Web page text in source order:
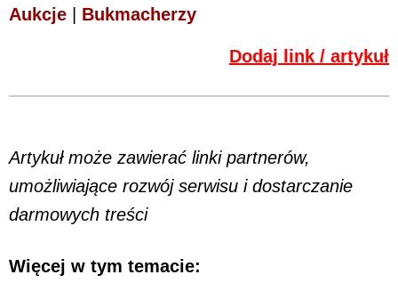
Aukcje Bukmacherzy
Dodaj link / artykuł
Artykuł może zawierać linki partnerów,
umożliwiające rozwój serwisu i dostarczanie
darmowych treści
Więcej w tym temacie: